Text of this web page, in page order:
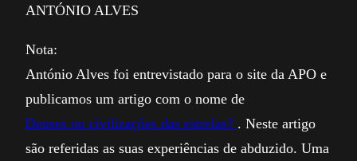
ANTÓNIO ALVES
Nota:
António Alves foi entrevistado para o site da APO e
publicamos um artigo com o nome de
Deuses ou civilizações das estrelas? . Neste artigo
são referidas as suas experiências de abduzido. Uma